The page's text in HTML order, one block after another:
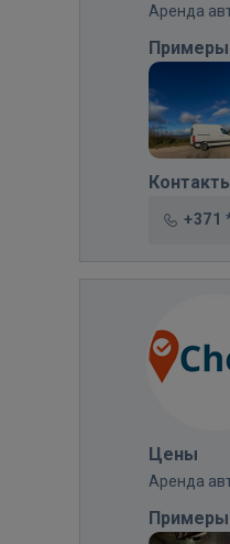
Аренда
Примеры
+371
Цены
Аренда
Примеры